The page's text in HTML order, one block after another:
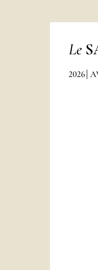
Le
2026